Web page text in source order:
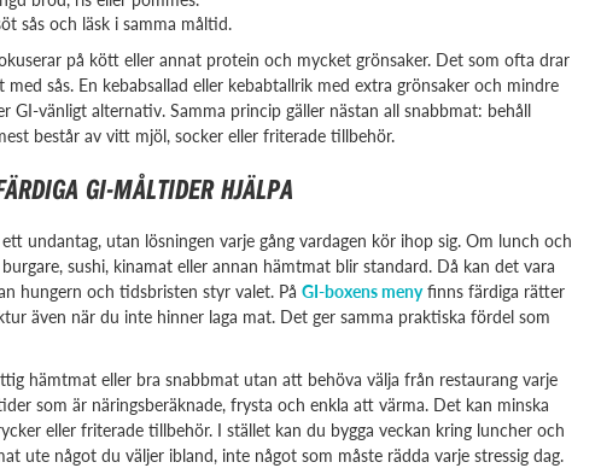
sås och läsk i samma måltid.
på kött eller annat protein och mycket grönsaker. Det som ofta drar
sås. En kebabsallad eller kebabtallrik med extra grönsaker och mindre
vänligt alternativ. Samma princip gäller nästan all snabbmat: behåll
består av vitt mjöl, socker eller friterade tillbehör.
GI-MÅLTIDER HJÄLPA
undantag, utan lösningen varje gång vardagen kör ihop sig. Om lunch och
sushi, kinamat eller annan hämtmat blir standard. Då kan det vara
hungern och tidsbristen styr valet. På GI-boxens menyfinns färdiga rätter
även när du inte hinner laga mat. Det ger samma praktiska fördel som
hämtmat eller bra snabbmat utan att behöva välja från restaurang varje
som är näringsberäknade, frysta och enkla att värma. Det kan minska
eller friterade tillbehör. I stället kan du bygga veckan kring luncher och
ute något du väljer ibland, inte något som måste rädda varje stressig dag.